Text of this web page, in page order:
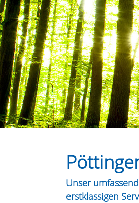
Unser
erstklassigen